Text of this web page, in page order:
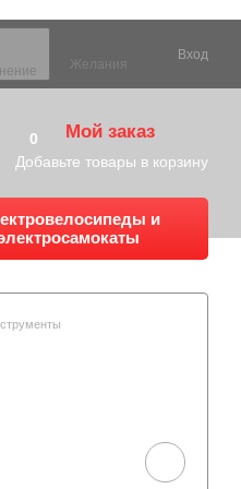
Желания
Вход
0 Мой заказ
Добавьте товары в корзину
и